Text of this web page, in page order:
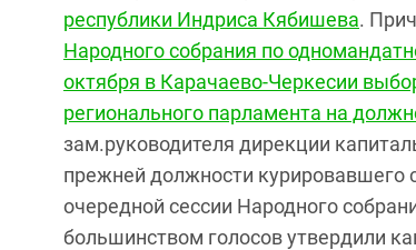
республики Индриса Кябишева.
Народного собрания по
октября в Карачаево-Черкесии
регионального парламента на
зам.руководителя дирекции
прежней должности курировавшего
очередной сессии Народного
большинством голосов утвердили